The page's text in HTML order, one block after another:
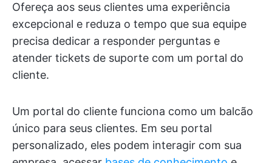
Ofereça aos seus clientes uma experiência
excepcional e reduza o tempo que sua equipe
precisa dedicar a responder perguntas e
atender tickets de suporte com um portal do
cliente.
Um portal do cliente funciona como um balcão
único para seus clientes. Em seu portal
personalizado, eles podem interagir com sua